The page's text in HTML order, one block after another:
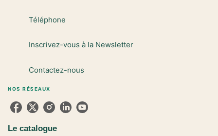
Téléphone
Inscrivez-vous à la Newsletter
Contactez-nous
NOS RÉSEAUX
Le catalogue